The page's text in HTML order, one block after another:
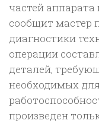
частей
сообщит мастер
диагностики
операции
деталей,
необходимых
произведен